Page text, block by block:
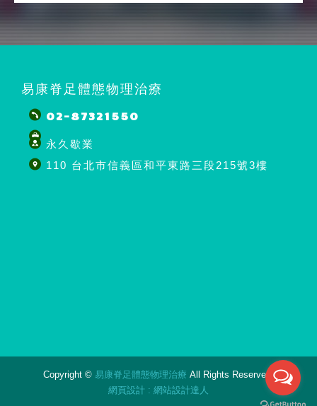
易康脊足體態物理治療
02-87321550
永久歇業
110 台北市信義區和平東路三段215號3樓
Copyright © 易康脊足體態物理治療 All Rights Reserved.
網頁設計 : 網站設計達人